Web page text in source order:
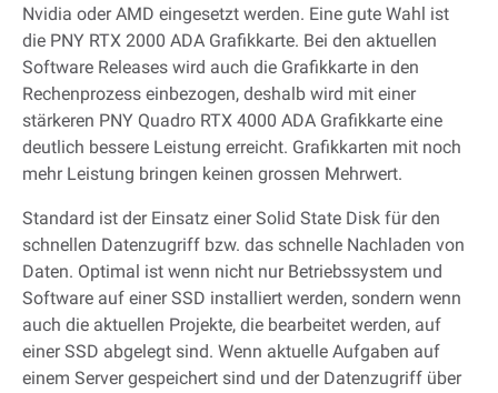
Nvidia oder AMD eingesetzt werden. Eine gute Wahl ist
die PNY RTX 2000 ADA Grafikkarte. Bei den aktuellen
Software Releases wird auch die Grafikkarte in den
Rechenprozess einbezogen, deshalb wird mit einer
stärkeren PNY Quadro RTX 4000 ADA Grafikkarte eine
deutlich bessere Leistung erreicht. Grafikkarten mit noch
mehr Leistung bringen keinen grossen Mehrwert.
Standard ist der Einsatz einer Solid State Disk für den
schnellen Datenzugriff bzw. das schnelle Nachladen von
Daten. Optimal ist wenn nicht nur Betriebssystem und
Software auf einer SSD installiert werden, sondern wenn
auch die aktuellen Projekte, die bearbeitet werden, auf
einer SSD abgelegt sind. Wenn aktuelle Aufgaben auf
einem Server gespeichert sind und der Datenzugriff über